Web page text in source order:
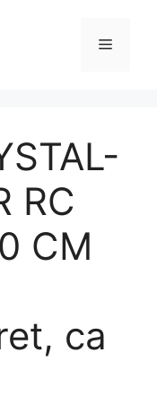
Menu
RC
CM
ca